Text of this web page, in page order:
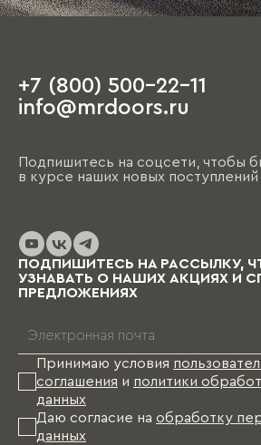
+7 (800) 500-22-11
info@mrdoors.ru
Подпишитесь на соцсети, чтобы
в курсе наших новых поступлений
ПОДПИШИТЕСЬ НА РАССЫЛКУ,
УЗНАВАТЬ О НАШИХ АКЦИЯХ И
ПРЕДЛОЖЕНИЯХ
Принимаю условия
соглашения и политики
данных
Даю согласие на обработку
данных